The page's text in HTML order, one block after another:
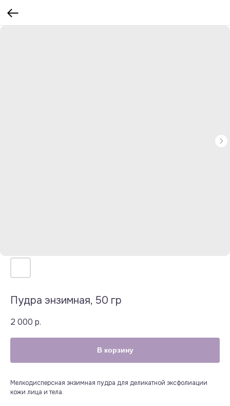
Пудра энзимная, 50 гр
2 000 р.
В корзину
Мелкодисперсная энзимная пудра для деликатной эксфолиации
кожи лица и тела.